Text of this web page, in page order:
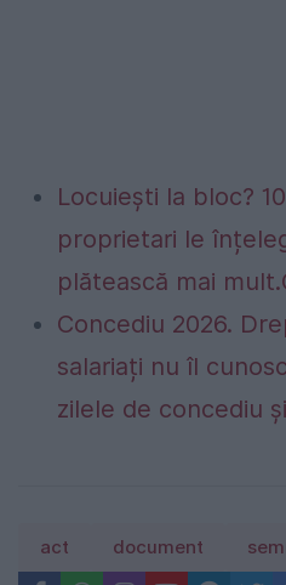
Locuiești la bloc?
proprietari le
plătească mai
Concediu 2026.
salariați nu îl
zilele de concediu
act document